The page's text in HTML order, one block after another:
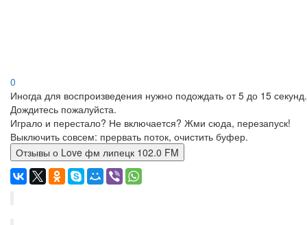
0
Иногда для воспроизведения нужно подождать от 5 до 15 секунд.
Дождитесь пожалуйста.
Играло и перестало? Не включается? Жми сюда, перезапуск!
Выключить совсем: прервать поток, очистить буфер.
Отзывы о Love фм липецк 102.0 FM